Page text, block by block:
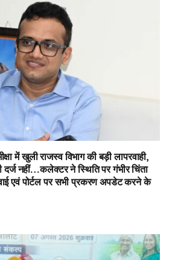
में खुली राजस्व विभाग की बड़ी लापरवाही,
नहीं…कलेक्टर ने स्थिति पर गंभीर चिंता
एवं पोर्टल पर सभी प्रकरण अपडेट करने के